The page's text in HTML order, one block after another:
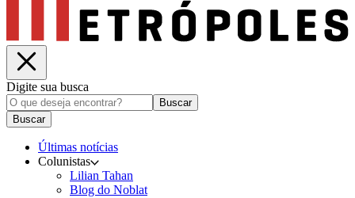
Digite sua busca
Buscar
Buscar
Últimas notícias
Colunistas
Lilian Tahan
Blog do Noblat